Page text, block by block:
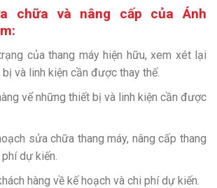
chữa và nâng cấp của Ánh
của thang máy hiện hữu, xem xét lại
và linh kiện cần được thay thế.
vể những thiết bị và linh kiện cần được
sửa chữa thang máy, nâng cấp thang
dự kiến.
hàng về kế hoạch và chi phí dự kiến.